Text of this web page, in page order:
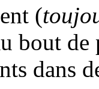
(
bout
dans